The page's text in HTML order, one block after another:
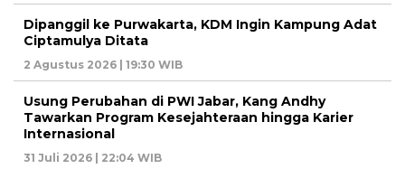
Dipanggil ke Purwakarta, KDM Ingin Kampung Adat
Ciptamulya Ditata
2 Agustus 2026 | 19:30 WIB
Usung Perubahan di PWI Jabar, Kang Andhy
Tawarkan Program Kesejahteraan hingga Karier
Internasional
31 Juli 2026 | 22:04 WIB